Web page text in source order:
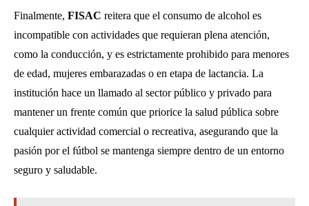
Finalmente, FISAC reitera que el consumo de alcohol es
incompatible con actividades que requieran plena atención,
como la conducción, y es estrictamente prohibido para menores
de edad, mujeres embarazadas o en etapa de lactancia. La
institución hace un llamado al sector público y privado para
mantener un frente común que priorice la salud pública sobre
cualquier actividad comercial o recreativa, asegurando que la
pasión por el fútbol se mantenga siempre dentro de un entorno
seguro y saludable.